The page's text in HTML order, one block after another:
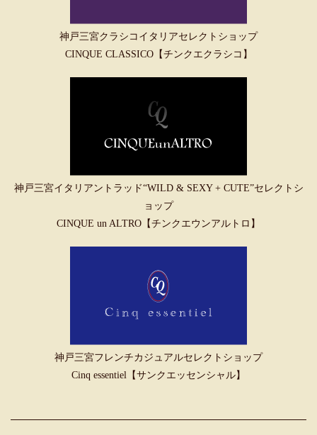
神戸三宮クラシコイタリアセレクトショップ
CINQUE CLASSICO【チンクエクラシコ】
神戸三宮イタリアントラッド“WILD & SEXY + CUTE”セレクトシ
ョップ
CINQUE un ALTRO【チンクエウンアルトロ】
神戸三宮フレンチカジュアルセレクトショップ
Cinq essentiel【サンクエッセンシャル】